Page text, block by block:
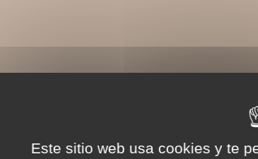
Este sitio web usa cookies y te